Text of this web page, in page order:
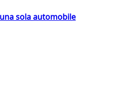
sola automobile